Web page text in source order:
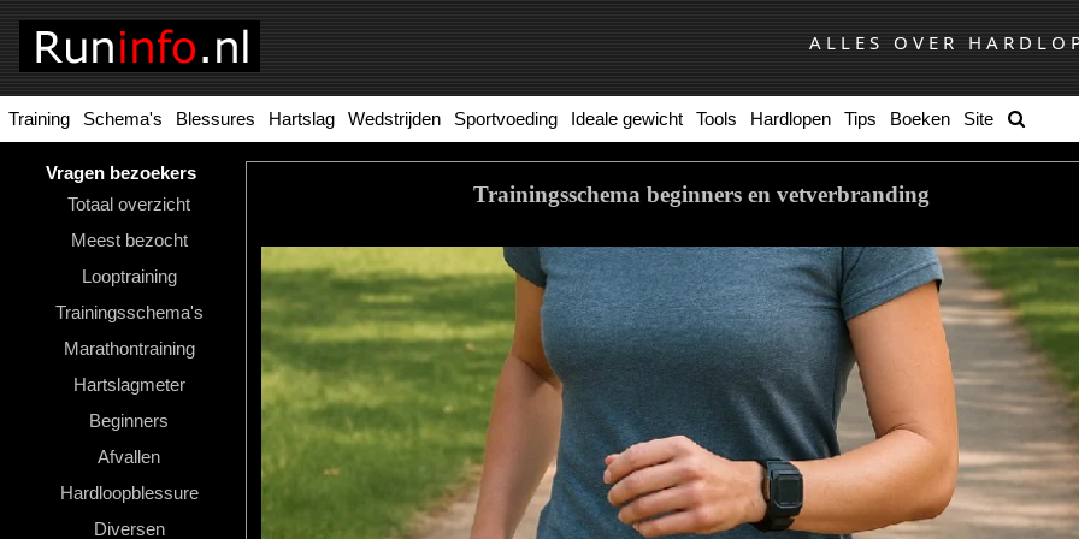
ALLES OVER
Training Schema's Blessures Hartslag Wedstrijden Sportvoeding Ideale gewicht Tools Hardlopen Tips Boeken Site
Vragen bezoekers
Totaal overzicht
Meest bezocht
Looptraining
Trainingsschema's
Marathontraining
Hartslagmeter
Beginners
Afvallen
Hardloopblessure
Diversen
Homepage
Tools
Hardloopschema's
Hardloopblessures
Wedstrijden
Sportvoeding
Trainingsschema beginners en vetverbranding